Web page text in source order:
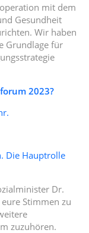
mit dem
Gesundheit
Wir haben
Grundlage für
2023?
Die Hauptrolle
Dr.
Stimmen zu
zuzuhören.